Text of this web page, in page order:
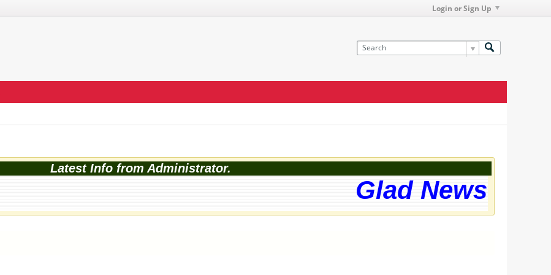
Login or Sign Up
Latest Info from Administrator.
Glad News!